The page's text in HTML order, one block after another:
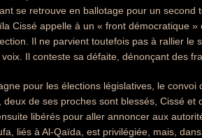
se retrouve en ballotage pour un second
Cissé appelle à un « front démocratique
Il ne parvient toutefois pas à rallier le
Il conteste sa défaite, dénonçant des
pour les élections législatives, le
de ses proches sont blessés, Cissé
libérés pour aller annoncer aux
liés à Al-Qaïda, est privilégiée, mais,